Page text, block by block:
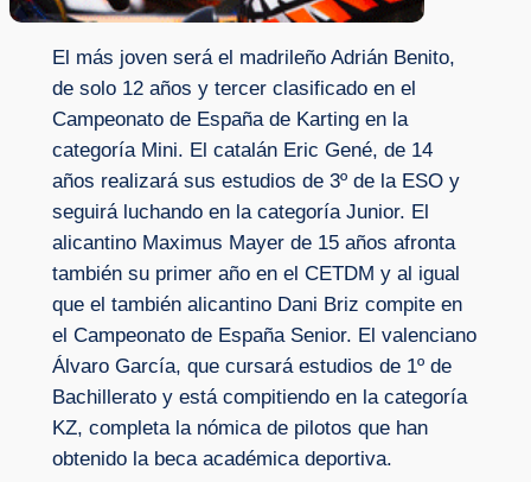
El más joven será el madrileño Adrián Benito,
de solo 12 años y tercer clasificado en el
Campeonato de España de Karting en la
categoría Mini. El catalán Eric Gené, de 14
años realizará sus estudios de 3º de la ESO y
seguirá luchando en la categoría Junior. El
alicantino Maximus Mayer de 15 años afronta
también su primer año en el CETDM y al igual
que el también alicantino Dani Briz compite en
el Campeonato de España Senior. El valenciano
Álvaro García, que cursará estudios de 1º de
Bachillerato y está compitiendo en la categoría
KZ, completa la nómica de pilotos que han
obtenido la beca académica deportiva.